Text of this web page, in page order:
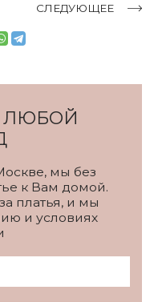
СЛЕДУЮЩЕЕ
ЛЮБОЙ
мы без
к Вам домой.
платья, и мы
и условиях